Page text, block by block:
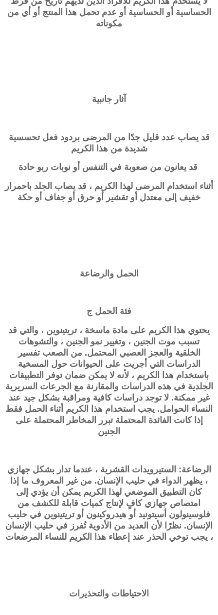
الحساسية أو الحساسية أو عدم تحمل هذا المنتج أو أي من
مكوناته
آثار جانبية
قد يصاب عدد قليل جدًا من المرضى بردود فعل تحسسية
شديدة من هذا الكريم
قد يعانون من صعوبة في التنفس أو نوبات ربو حادة
أثناء استخدام المرضى لهذا الكريم ، قد يصاب الجلد باحمرار
خفيف إلى معتدل أو تقشير أو حرق أو جفاف أو حكة
الحمل والرضاعة
فئة الحمل ج
يحتوي هذا الكريم على مادة ماسخة ، تريتينوين ، والتي قد
تسبب موت الجنين ، وتغيير نمو الجنين ، والتشوهات
الخلقية والعجز العصبي المحتمل. من الصعب تفسير
الدراسات التي أجريت على الحيوانات حول المسخية
باستخدام هذا الكريم ، لأنه لا يمكن ضمان توفر التطبيقات
الجلدية في هذه الدراسات والمقارنة مع الجرعات السريرية
غير ممكنة. لا توجد دراسات كافية ومراقبة بشكل جيد عند
النساء الحوامل. يجب استخدام هذا الكريم أثناء الحمل فقط
إذا كانت الفائدة المحتملة تبرر المخاطر المحتملة على
الجنين
الرضاعة: الستيرويدات القشرية ، عندما تدار بشكل جهازي
، يظهر الدواء في حليب الإنسان. من غير المعروف ما إذا
كان التطبيق الموضعي لهذا الكريم يمكن أن يؤدي إلى
امتصاص جهازي كافٍ لإنتاج كميات قابلة للكشف من
فلوسينولون أسيتونيد أو هيدروكينون أو تريتينوين في حليب
الإنسان. نظرًا لأن العديد من الأدوية تُفرز في حليب الإنسان
، يجب توخي الحذر عند إعطاء هذا الكريم للنساء المرضعات
الاحتياطات والتحذيرات